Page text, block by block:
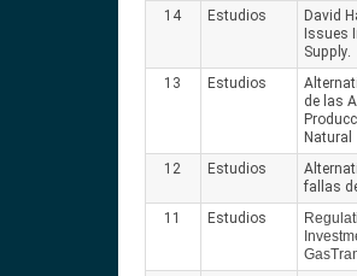
14
Estudios
David
Issues
Supply.
13
Estudios
de las
Natural
12
Estudios
fallas
11
Estudios